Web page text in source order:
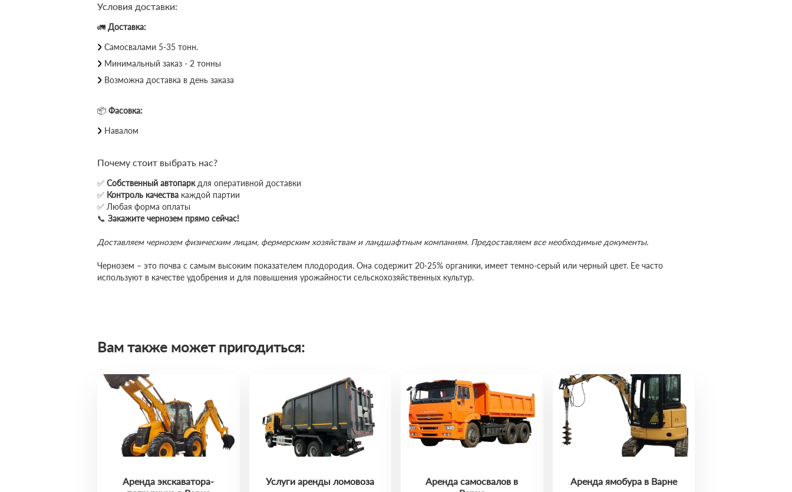
Условия доставки:
🚛 Доставка:
Самосвалами 5-35 тонн.
Минимальный заказ - 2 тонны
Возможна доставка в день заказа
📦 Фасовка:
Навалом
Почему стоит выбрать нас?
✅ Собственный автопаркдля оперативной доставки
✅ Контроль качества каждой партии
✅ Любая форма оплаты
📞 Закажите чернозем прямо сейчас!
Доставляем чернозем физическим лицам, фермерским хозяйствам и ландшафтным компаниям. Предоставляем все необходимые документы.
Чернозем – это почва с самым высоким показателем плодородия. Она содержит 20-25% органики, имеет темно-серый или черный цвет. Ее часто
используют в качестве удобрения и для повышения урожайности сельскохозяйственных культур.
Вам также может пригодиться:
Аренда экскаватора-
Услуги аренды ломовоза
Аренда самосвалов в
Аренда ямобура в Варне